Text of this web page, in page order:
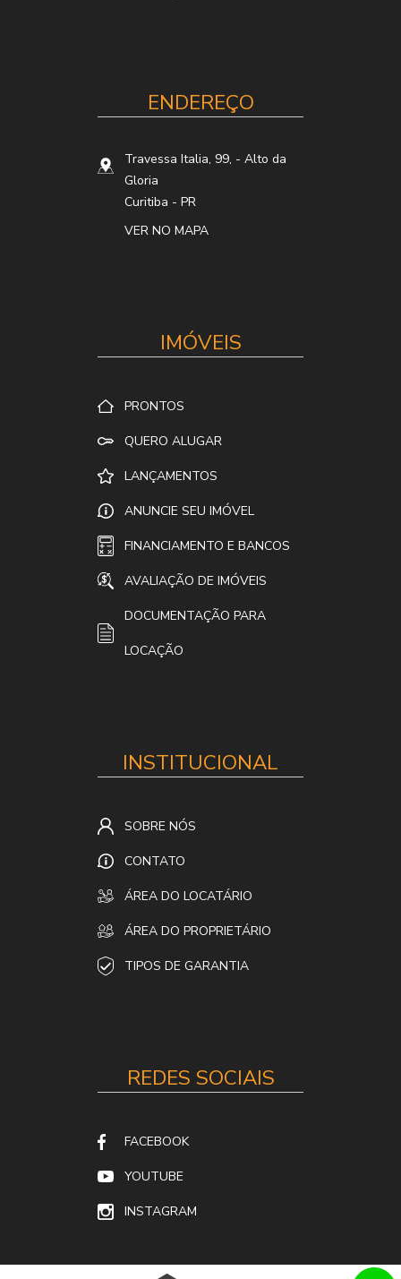
ENDEREÇO
Travessa Italia, 99, - Alto da
Gloria
Curitiba - PR
VER NO MAPA
IMÓVEIS
PRONTOS
QUERO ALUGAR
LANÇAMENTOS
ANUNCIE SEU IMÓVEL
FINANCIAMENTO E BANCOS
AVALIAÇÃO DE IMÓVEIS
DOCUMENTAÇÃO PARA
LOCAÇÃO
INSTITUCIONAL
SOBRE NÓS
CONTATO
ÁREA DO LOCATÁRIO
ÁREA DO PROPRIETÁRIO
TIPOS DE GARANTIA
REDES SOCIAIS
FACEBOOK
YOUTUBE
INSTAGRAM